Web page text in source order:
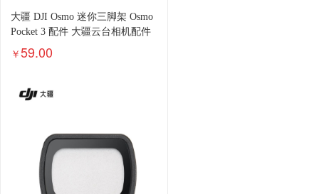
大疆 DJI Osmo 迷你三脚架 Osmo
Pocket 3 配件 大疆云台相机配件
￥59.00